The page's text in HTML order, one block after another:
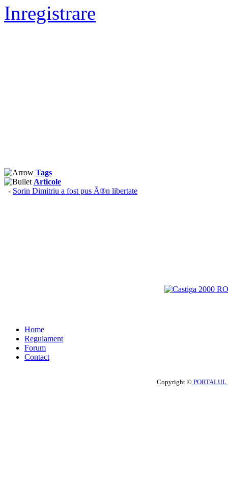
Inregistrare
Tags
Articole
- Sorin Dimitriu a fost pus Ã®n libertate
Home
Regulament
Forum
Contact
Copyright ©PORTALUL